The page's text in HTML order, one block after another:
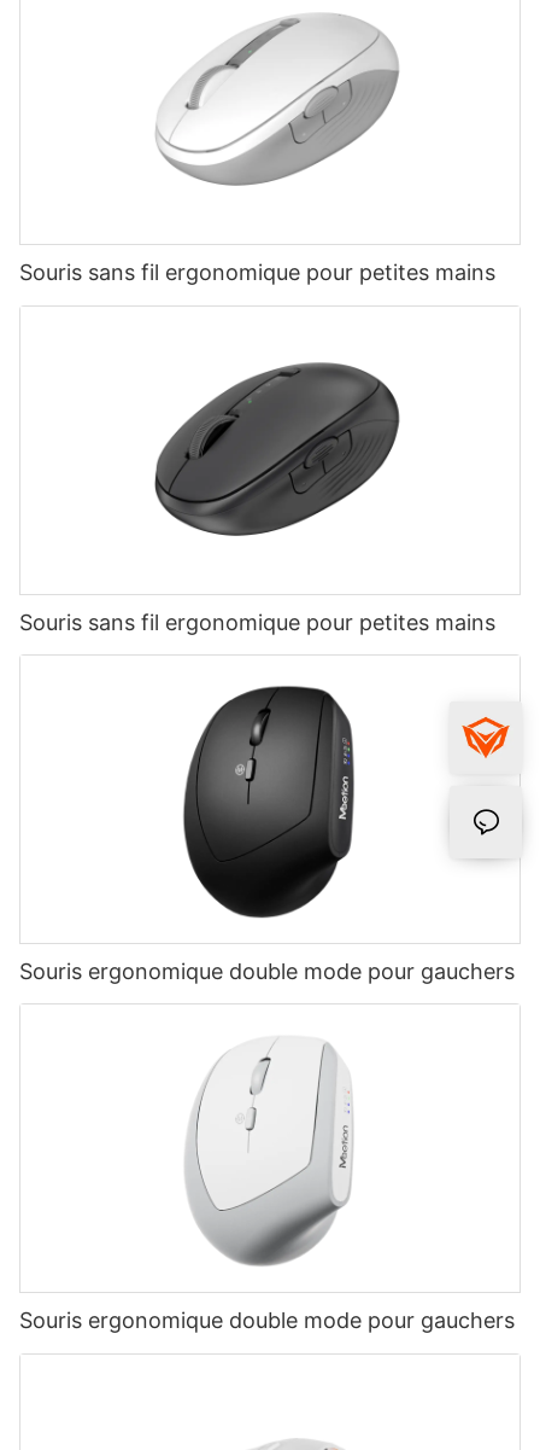
Souris sans fil ergonomique pour petites mains
Souris sans fil ergonomique pour petites mains
Souris ergonomique double mode pour gauchers
Souris ergonomique double mode pour gauchers